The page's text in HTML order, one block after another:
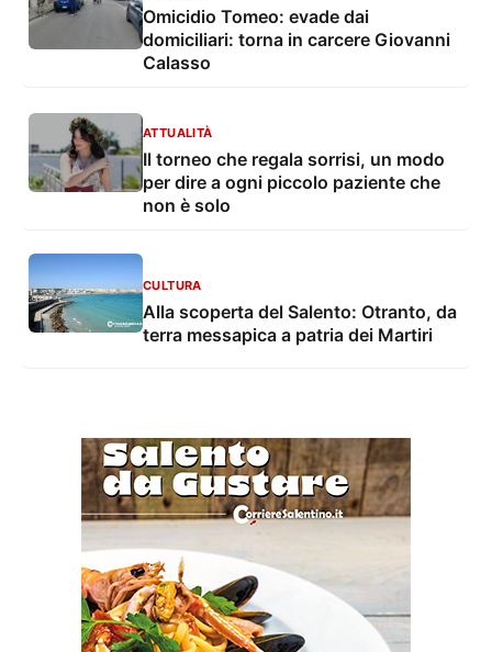
Omicidio Tomeo: evade dai
domiciliari: torna in carcere Giovanni
Calasso
ATTUALITÀ
Il torneo che regala sorrisi, un modo
per dire a ogni piccolo paziente che
non è solo
CULTURA
Alla scoperta del Salento: Otranto, da
terra messapica a patria dei Martiri